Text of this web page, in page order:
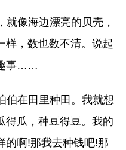
像海边漂亮的贝壳，
样，数也数不清。说起
事……
伯在田里种田。我就想
得瓜，种豆得豆。我的
的啊!那我去种钱吧!那